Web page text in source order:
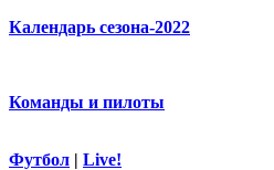
Календарь сезона-2022
Команды и пилоты
Футбол | Live!